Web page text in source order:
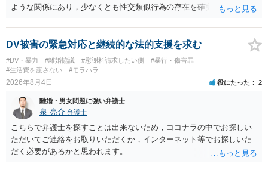
ような関係にあり，少なくとも性交類似行為の存在を確実に証明でき
ことを窺わせるものです。）。ですから，慰謝料請求を進めることで
よいと思います。 ただ．慰謝料額については，婚姻破綻に至っていな
いとして，この点を考慮されることになるかもしれません。 ②夫との
今後のことを考えて書いてもらうか否かを検討するのがよいと思いま
す。今ある証拠以上のことを証明（証明力を強めることも含む）でき
う。慰謝料請求としては証拠として使えることが前提であり，その価
値と夫との関係との均衡のように思います。 ③行政書士に委任をして
いるのであれば，どのような内容の委任なのか不明ですが，その行政
書士との協議になると思います。請求するか，訴訟にするか，その点
の見極めや，相手方は性交類似行為は認めているのか，それさえも否
す。 ④性交類似行為を認めているにもかかわらず支払を拒否するので
DV被害の緊急対応と継続的な法的支援を求む
#DV・暴力 #離婚協議 #慰謝料請求したい側
#暴行・傷害罪
#生活費を渡さない
#モラハラ
2026年8月4日 役にたった 2
離婚・男女問題に強い弁護士
泉 亮介 弁護士
こちらで弁護士を探すことは出来ないため，ココナラの中でお探しい
ただいてご連絡をお取りいただくか，インターネット等でお探しいた
だく必要があるかと思われます。